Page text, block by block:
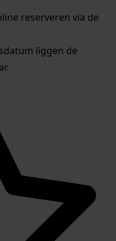
reserveren via de
liggen de